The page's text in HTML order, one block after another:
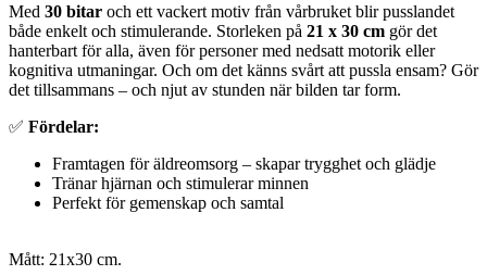
Med 30 bitar och ett vackert motiv från vårbruket blir pusslandet
både enkelt och stimulerande. Storleken på 21 x 30 cm gör det
hanterbart för alla, även för personer med nedsatt motorik eller
kognitiva utmaningar. Och om det känns svårt att pussla ensam? Gör
det tillsammans – och njut av stunden när bilden tar form.
✅ Fördelar:
Framtagen för äldreomsorg – skapar trygghet och glädje
Tränar hjärnan och stimulerar minnen
Perfekt för gemenskap och samtal
Mått: 21x30 cm.